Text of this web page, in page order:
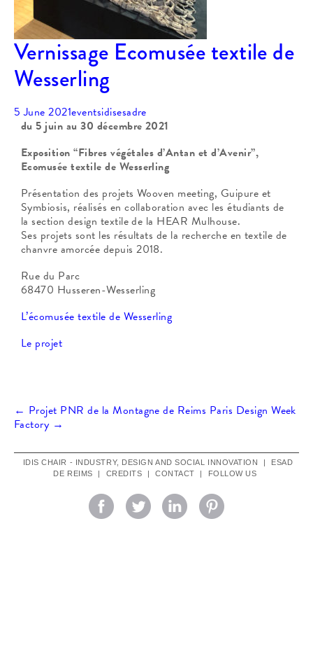
Vernissage Ecomusée textile de
Wesserling
5 June 2021eventsidisesadre
du 5 juin au 30 décembre 2021
Exposition “Fibres végétales d’Antan et d’Avenir”,
Ecomusée textile de Wesserling
Présentation des projets Wooven meeting, Guipure et
Symbiosis, réalisés en collaboration avec les étudiants de
la section design textile de la HEAR Mulhouse.
Ses projets sont les résultats de la recherche en textile de
chanvre amorcée depuis 2018.
Rue du Parc
68470 Husseren-Wesserling
L’écomusée textile de Wesserling
Le projet
Post
navigation
← Projet PNR de la Montagne de Reims Paris Design Week
Factory →
IDIS CHAIR - INDUSTRY, DESIGN AND SOCIAL INNOVATION |
ESAD
DE REIMS
| CREDITS | CONTACT | FOLLOW US